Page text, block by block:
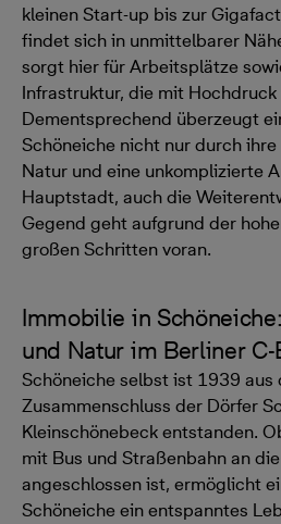
kleinen Start-up bis zur
findet sich in unmittelbarer
sorgt hier für Arbeitsplätze
Infrastruktur, die mit
Dementsprechend überzeugt
Schöneiche nicht nur durch
Natur und eine unkomplizierte
Hauptstadt, auch die
Gegend geht aufgrund der
großen Schritten voran.
Immobilie in
und Natur im Berliner
Schöneiche selbst ist 1939 aus
Zusammenschluss der Dörfer
Kleinschönebeck entstanden.
mit Bus und Straßenbahn an
angeschlossen ist, ermöglicht
Schöneiche ein entspanntes